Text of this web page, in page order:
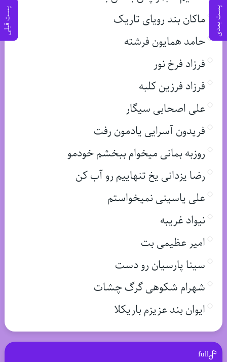
پست بعدی پست قبلی
ماکان بند رویای تاریک
حامد همایون فرشته
فرزاد فرخ نور
فرزاد فرزین کلبه
علی اصحابی سیگار
فریدون آسرایی یادمون رفت
روزبه بمانی میخوام ببخشم خودمو
رضا یزدانی یخ تنهاییم رو آب کن
علی یاسینی نمیخواستم
نیواد غریبه
امیر عظیمی بت
سینا پارسیان رو دست
شهرام شکوهی گرگ چشات
ایوان بند عزیزم باریکلا
full